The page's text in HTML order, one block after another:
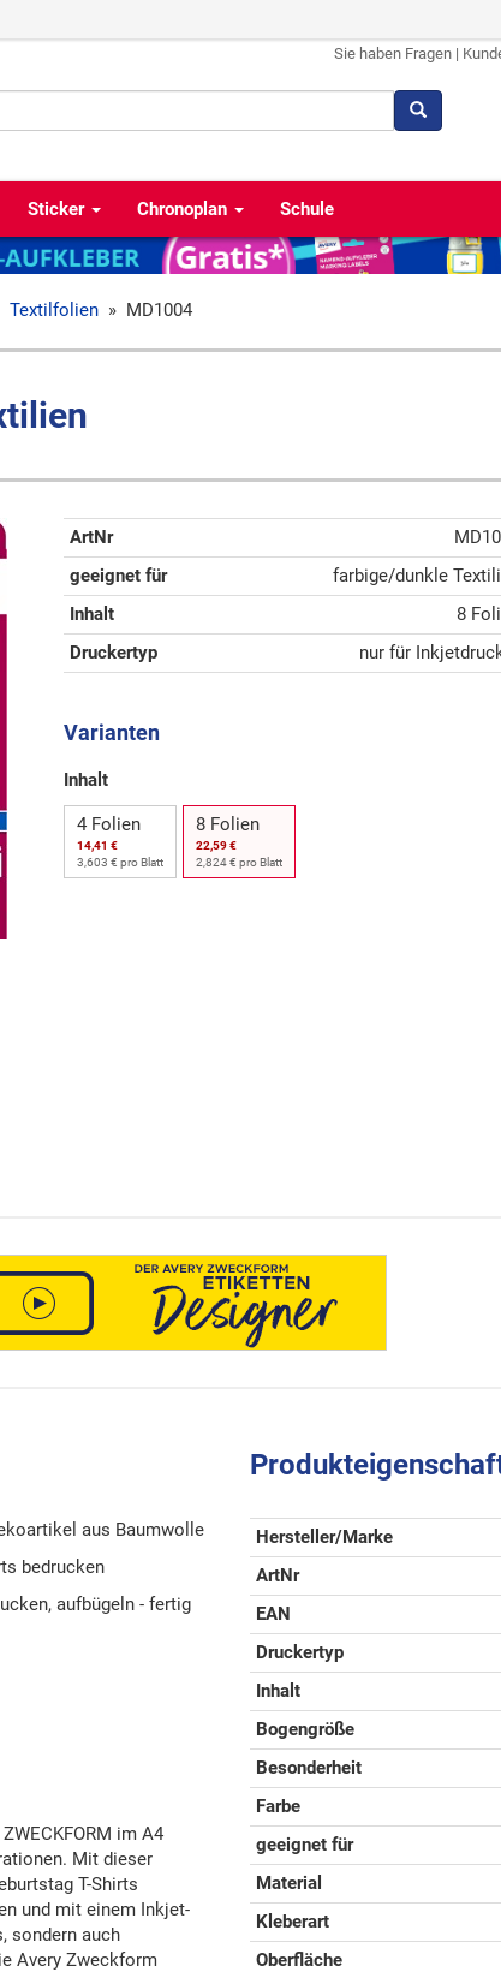
Sie haben Fragen |
Sticker Chronoplan Schule
Textilfolien » MD1004
ArtNr
geeignet für
farbige/dunkle
Inhalt
8
Druckertyp
nur für
Varianten
Inhalt
4 Folien
14,41 €
3,603 € pro Blatt
8 Folien
22,59 €
2,824 € pro Blatt
aus Baumwolle
bedrucken
aufbügeln - fertig
im A4
Mit dieser
T-Shirts
und mit einem Inkjet-
sondern auch
Avery Zweckform
Hersteller/Marke
ArtNr
EAN
Druckertyp
Inhalt
Bogengröße
Besonderheit
Farbe
geeignet für
Material
Kleberart
Oberfläche